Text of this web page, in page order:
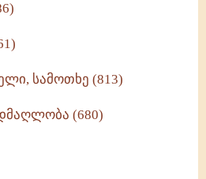
სამოთხე (813)
(680)